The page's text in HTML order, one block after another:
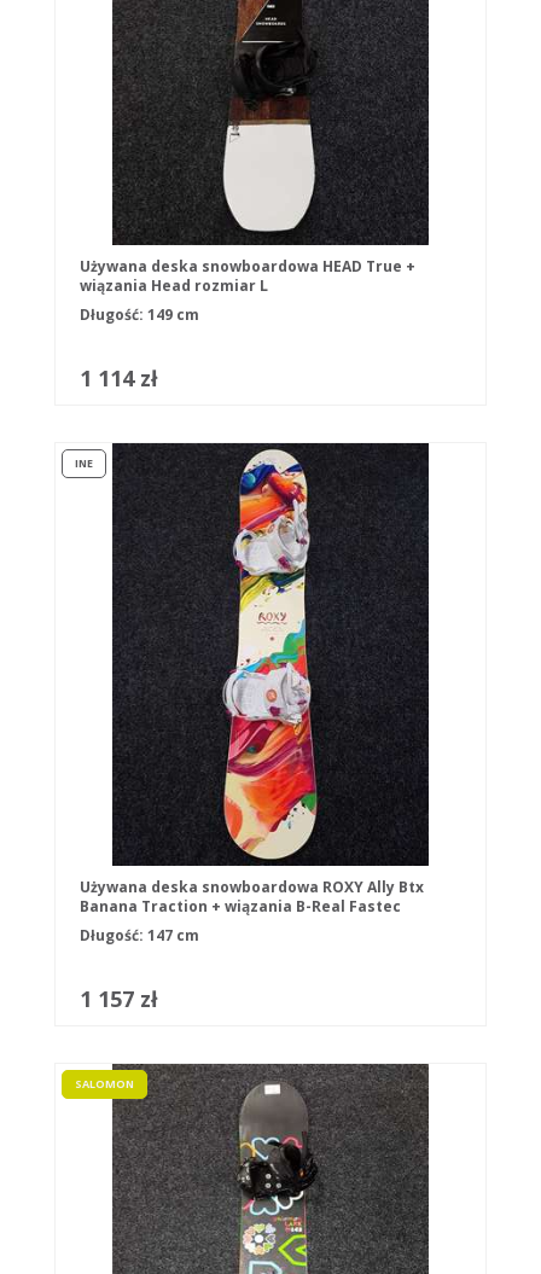
Używana deska snowboardowa HEAD True +
wiązania Head rozmiar L
Długość: 149 cm
1 114 zł
INE
Używana deska snowboardowa ROXY Ally Btx
Banana Traction + wiązania B-Real Fastec
rozmiar S
Długość: 147 cm
1 157 zł
SALOMON